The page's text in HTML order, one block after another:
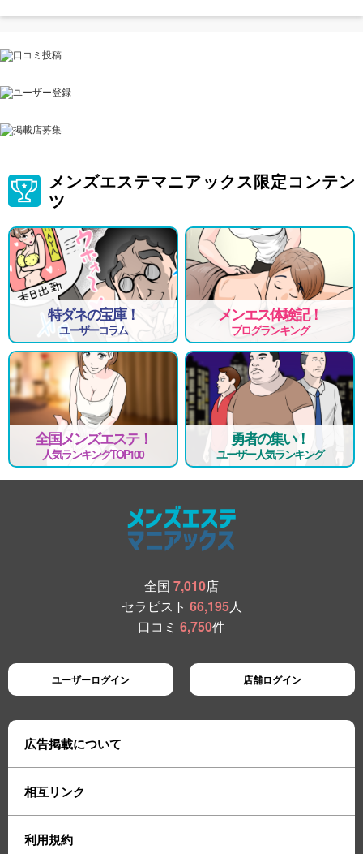
メンズエステマニアックス限定コンテン
ツ
特ダネの宝庫！
ユーザーコラム
メンエス体験記！
ブログランキング
全国メンズエステ！
人気ランキングTOP100
勇者の集い！
ユーザー人気ランキング
全国 7,010店
セラピスト 66,195人
口コミ 6,750件
ユーザーログイン 店舗ログイン
広告掲載について
相互リンク
利用規約